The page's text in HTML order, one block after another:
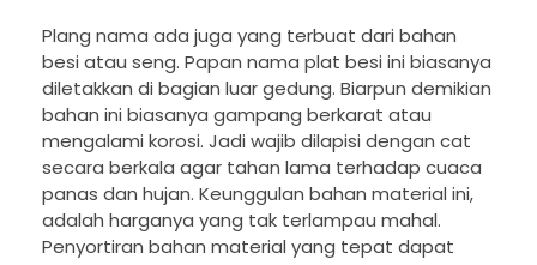
Plang nama ada juga yang terbuat dari bahan
besi atau seng. Papan nama plat besi ini biasanya
diletakkan di bagian luar gedung. Biarpun demikian
bahan ini biasanya gampang berkarat atau
mengalami korosi. Jadi wajib dilapisi dengan cat
secara berkala agar tahan lama terhadap cuaca
panas dan hujan. Keunggulan bahan material ini,
adalah harganya yang tak terlampau mahal.
Penyortiran bahan material yang tepat dapat